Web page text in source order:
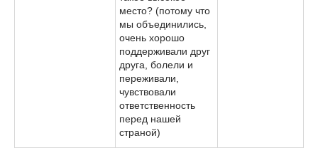
место? (потому что
мы объединились,
очень хорошо
поддерживали друг
друга, болели и
переживали,
чувствовали
ответственность
перед нашей
страной)